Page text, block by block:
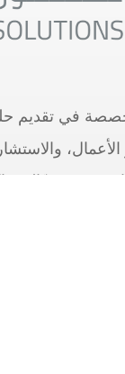
في تقديم
مرنة وفعّالة